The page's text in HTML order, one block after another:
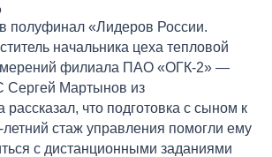
полуфинал «Лидеров России.
начальника цеха тепловой
филиала ПАО «ОГК-2» —
Сергей Мартынов из
рассказал, что подготовка с сыном к
стаж управления помогли ему
с дистанционными заданиями